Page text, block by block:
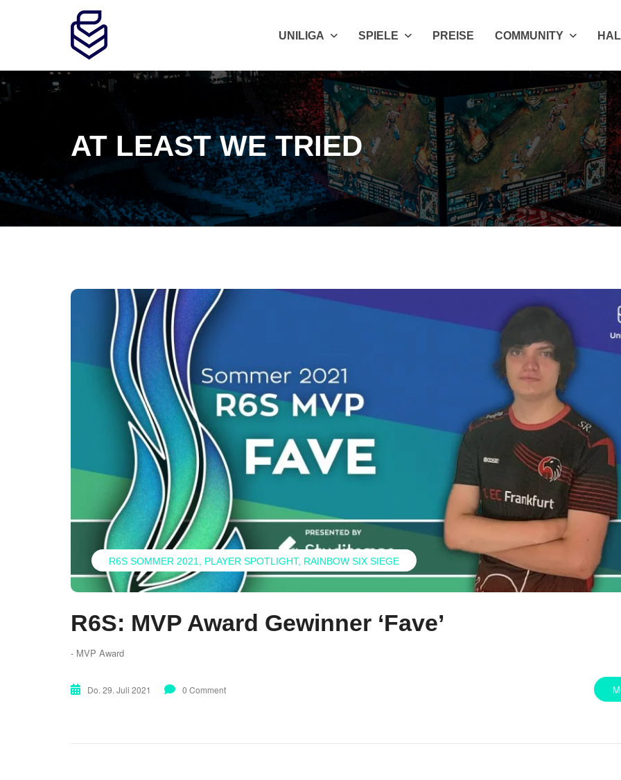
UNILIGA SPIELE PREISE COMMUNITY
AT LEAST WE TRIED
R6S SOMMER 2021 PLAYER SPOTLIGHT RAINBOW SIX SIEGE
R6S: MVP Award Gewinner ‘Fave’
- MVP Award
Do. 29. Juli 2021 0 Comment